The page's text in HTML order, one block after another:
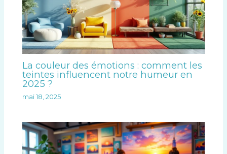
La couleur des émotions : comment les
teintes influencent notre humeur en
2025 ?
mai 18, 2025